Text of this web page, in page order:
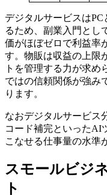
デジタルサービスは
るため、副業入門とし
価がほぼゼロで利益率
す。物販は収益の上限
トを管理する力が求め
ではの信頼関係が強み
ります。
なおデジタルサービス
コード補完といったAI
こなせる仕事量の水準
スモールビジ
ト